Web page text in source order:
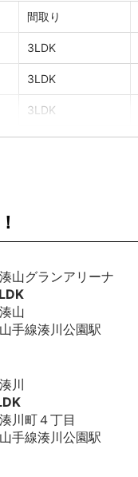
間取り
3LDK
3LDK
3LDK
3LDK
山グランアリーナ
山
手線湊川公園駅
川
川町４丁目
手線湊川公園駅